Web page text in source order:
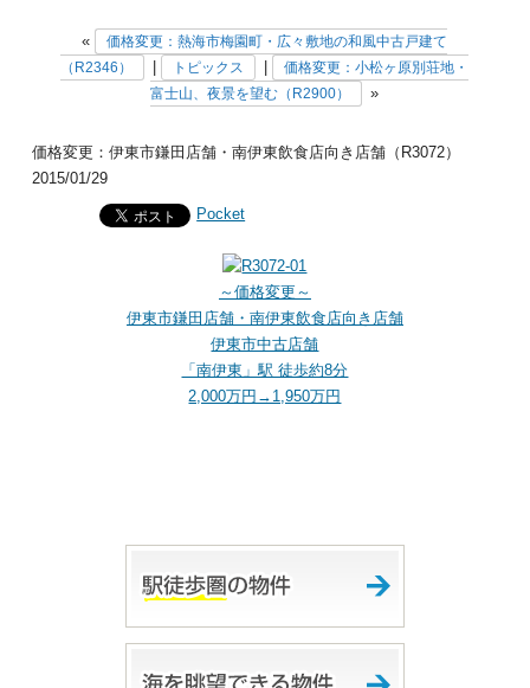
«
価格変更：熱海市梅園町・広々敷地の和風中古戸建て
（R2346）
トピックス
価格変更：小松ヶ原別荘地・
富士山、夜景を望む（R2900）
»
価格変更：伊東市鎌田店舗・南伊東飲食店向き店舗（R3072）
2015/01/29
Pocket
～価格変更～
伊東市鎌田店舗・南伊東飲食店向き店舗
伊東市中古店舗
「南伊東」駅 徒歩約8分
2,000万円→1,950万円